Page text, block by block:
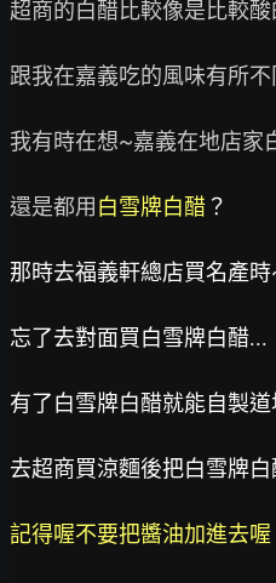
超商的白醋比較像是比較
跟我在嘉義吃的風味有所不
我有時在想~嘉義在地店家
還是都用 白雪牌白醋？
那時去福義軒總店買名產時
忘了去對面買白雪牌白醋...
有了白雪牌白醋就能自製
去超商買涼麵後把白雪牌
記得喔不要把醬油加進去喔